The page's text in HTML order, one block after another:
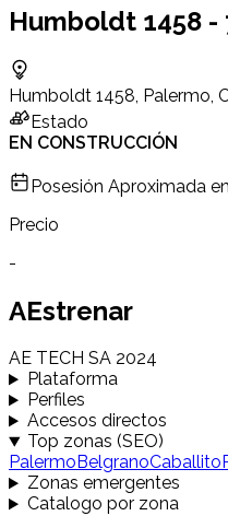
Humboldt 1458 -
Humboldt 1458, Palermo,
Estado
EN CONSTRUCCIÓN
Posesión Aproximada en
Precio
-
AEstrenar
AE TECH SA 2024
Plataforma
Perfiles
Accesos directos
Top zonas (SEO)
Palermo BelgranoCaballito
Zonas emergentes
Catalogo por zona